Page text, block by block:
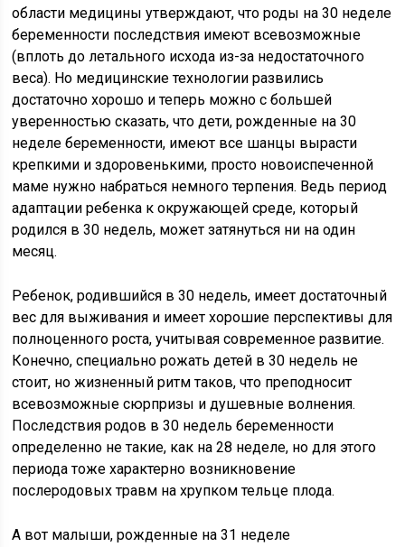
области медицины утверждают, что роды на 30 неделе
беременности последствия имеют всевозможные
(вплоть до летального исхода из-за недостаточного
веса). Но медицинские технологии развились
достаточно хорошо и теперь можно с большей
уверенностью сказать, что дети, рожденные на 30
неделе беременности, имеют все шанцы вырасти
крепкими и здоровенькими, просто новоиспеченной
маме нужно набраться немного терпения. Ведь период
адаптации ребенка к окружающей среде, который
родился в 30 недель, может затянуться ни на один
месяц.
Ребенок, родившийся в 30 недель, имеет достаточный
вес для выживания и имеет хорошие перспективы для
полноценного роста, учитывая современное развитие.
Конечно, специально рожать детей в 30 недель не
стоит, но жизненный ритм таков, что преподносит
всевозможные сюрпризы и душевные волнения.
Последствия родов в 30 недель беременности
определенно не такие, как на 28 неделе, но для этого
периода тоже характерно возникновение
послеродовых травм на хрупком тельце плода.
А вот малыши, рожденные на 31 неделе